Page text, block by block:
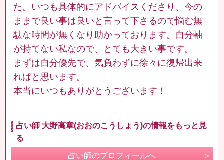
た。いつも具体的にアドバイスくださり、今の
ままで良い事は良いと言って下さるので悩む無
駄な時間が無くなり助かっております。自分軸
が持てない私なので、とても大きい事です。
まずは自分優先で、気負わずに徐々に復帰出来
ればと思います。
本当にいつもありがとうございます！
占い師 大野高章(おおのこうしょう)の情報をもっと見
る
占い師のプロフィールへ